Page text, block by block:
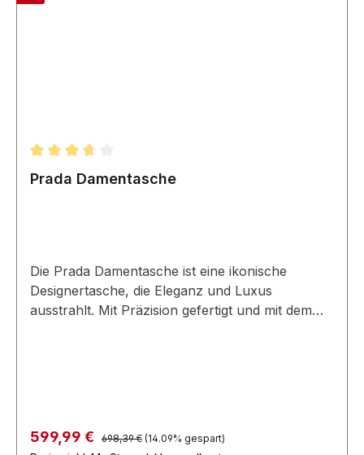
Durchschnittliche Bewertung von 3.67 von 5 Sternen
Prada Damentasche
Die Prada Damentasche ist eine ikonische
Designertasche, die Eleganz und Luxus
ausstrahlt. Mit Präzision gefertigt und mit dem
Verkaufspreis:
599,99 € Regulärer Preis:
698,39 € (14.09% gespart)